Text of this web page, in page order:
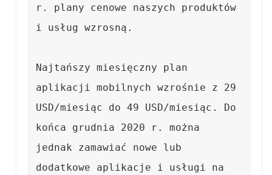
r. plany cenowe naszych produktów
i usług wzrosną.
Najtańszy miesięczny plan
aplikacji mobilnych wzrośnie z 29
USD/miesiąc do 49 USD/miesiąc. Do
końca grudnia 2020 r. można
jednak zamawiać nowe lub
dodatkowe aplikacje i usługi na